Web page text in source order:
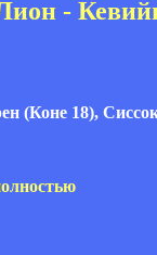
-
(Коне 18),